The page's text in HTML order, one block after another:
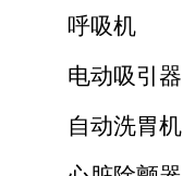
呼吸机
电动吸引器
自动洗胃机